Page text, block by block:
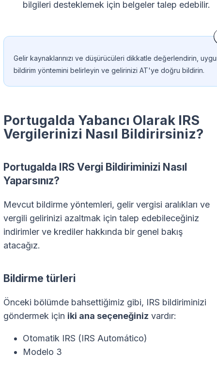
bilgileri desteklemek için belgeler talep edebilir.
Gelir kaynaklarınızı ve düşürücüleri dikkatle değerlendirin,
bildirim yöntemini belirleyin ve gelirinizi AT'ye doğru bildirin.
Portugalda Yabancı Olarak IRS
Vergilerinizi Nasıl Bildirirsiniz?
Portugalda IRS Vergi Bildiriminizi Nasıl
Yaparsınız?
Mevcut bildirme yöntemleri, gelir vergisi aralıkları ve
vergili gelirinizi azaltmak için talep edebileceğiniz
indirimler ve krediler hakkında bir genel bakış
atacağız.
Bildirme türleri
Önceki bölümde bahsettiğimiz gibi, IRS bildiriminizi
göndermek için iki ana seçeneğiniz vardır:
Otomatik IRS (IRS Automático)
Modelo 3